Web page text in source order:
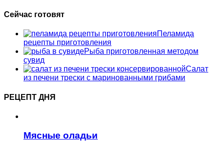
Сейчас готовят
Пеламида
рецепты приготовления
Рыба приготовленная методом
сувид
Салат
из печени трески с маринованными грибами
РЕЦЕПТ ДНЯ
Мясные оладьи